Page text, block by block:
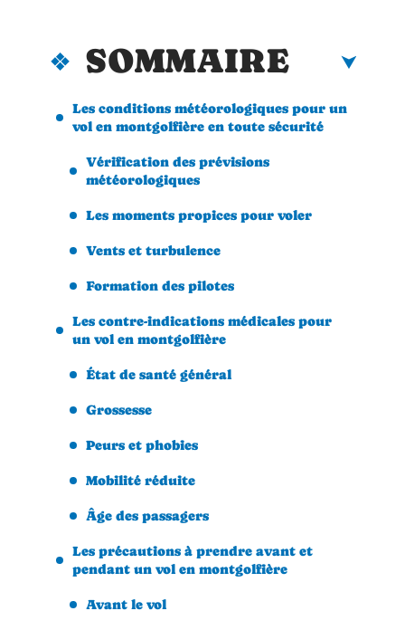
SOMMAIRE
Les conditions météorologiques pour un
vol en montgolfière en toute sécurité
Vérification des prévisions
météorologiques
Les moments propices pour voler
Vents et turbulence
Formation des pilotes
Les contre-indications médicales pour
un vol en montgolfière
État de santé général
Grossesse
Peurs et phobies
Mobilité réduite
Âge des passagers
Les précautions à prendre avant et
pendant un vol en montgolfière
Avant le vol